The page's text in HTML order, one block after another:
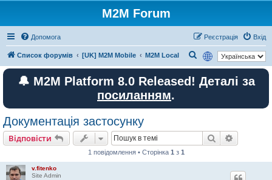
M2M Forum
Допомога Вхід
Реєстрація
Список форумів [UK] M2M Mobile M2M Local
о
ш
🔔 M2M Platform 8.0 Released! Деталі за
посиланням.
Документація застосунку
Відповісти Пошук
1 повідомлення • Сторінка 1 з 1
v.fitenko
Site Admin